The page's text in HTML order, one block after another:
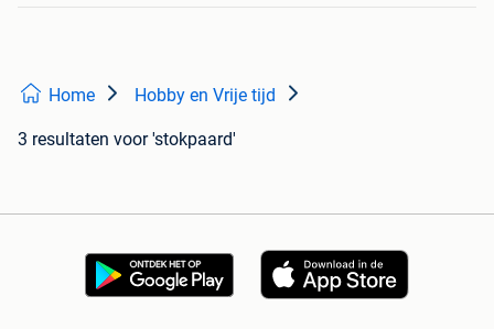
Home Hobby en Vrije tijd
3 resultaten voor 'stokpaard'